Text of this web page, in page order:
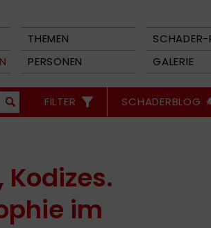
THEMEN SCHADER-
PERSONEN GALERIE
FILTER SCHADERBLOG
im